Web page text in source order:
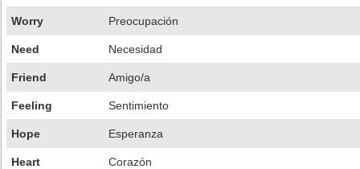
Worry Preocupación
Need Necesidad
Friend Amigo/a
Feeling Sentimiento
Hope Esperanza
Heart Corazón